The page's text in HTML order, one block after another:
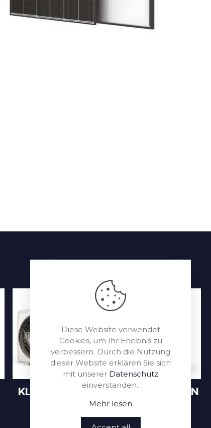
KLIMAANLAGEN WÄRMEPUMPEN
Diese Website verwendet
Cookies, um Ihr Erlebnis zu
verbessern. Durch die Nutzung
dieser Website erklären Sie sich
mit unserer Datenschutz
einverstanden..
Mehr lesen